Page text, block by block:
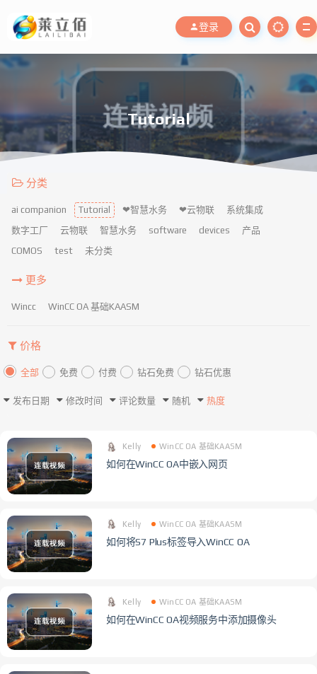
登录
Tutorial
分类
ai companion Tutorial ❤智慧水务 ❤云物联
系统集成
数字工厂
云物联 智慧水务 software devices
产品
COMOS
test 未分类
更多
Wincc WinCC OA 基础KAASM
价格
全部 免费 付费 钻石免费 钻石优惠
发布日期 修改时间 评论数量 随机 热度
Kelly WinCC OA 基础KAASM
如何在WinCC OA中嵌入网页
Kelly WinCC OA 基础KAASM
如何将S7 Plus标签导入WinCC OA
Kelly WinCC OA 基础KAASM
如何在WinCC OA视频服务中添加摄像头